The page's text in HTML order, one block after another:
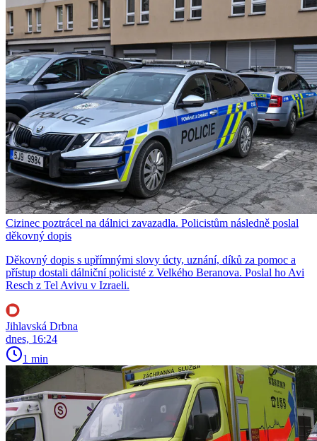
Cizinec poztrácel na dálnici zavazadla. Policistům následně poslal
děkovný dopis
Děkovný dopis s upřímnými slovy úcty, uznání, díků za pomoc a
přístup dostali dálniční policisté z Velkého Beranova. Poslal ho Avi
Resch z Tel Avivu v Izraeli.
Jihlavská Drbna
dnes, 16:24
1 min